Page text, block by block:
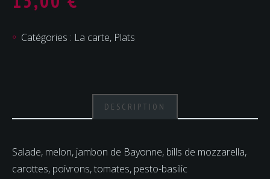
Catégories : La carte, Plats
DESCRIPTION
Salade, melon, jambon de Bayonne, bills de mozzarella,
carottes, poivrons, tomates, pesto-basilic